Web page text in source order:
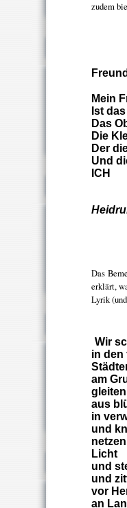
zudem
Freund
Mein
Ist
Das
Die
Der
Und
ICH
Das
erklärt,
Lyrik
Wir
in den
am
aus
in
und
Licht
und
und
vor
an